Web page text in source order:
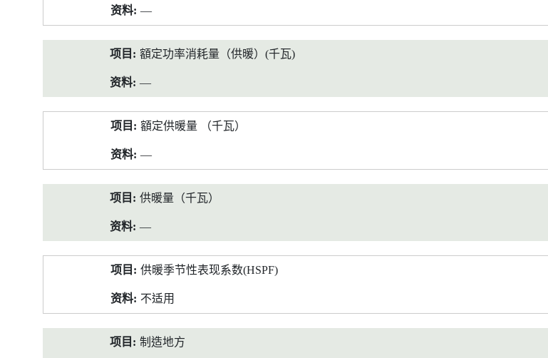
—
額定功率消耗量（供暖）(千瓦)
—
額定供暖量 （千瓦）
—
供暖量（千瓦）
—
供暖季节性表现系数(HSPF)
不适用
制造地方